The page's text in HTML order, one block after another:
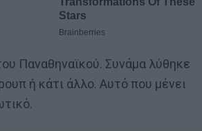
Παναθηναϊκού. Συνάμα λύθηκε
ή κάτι άλλο. Αυτό που μένει